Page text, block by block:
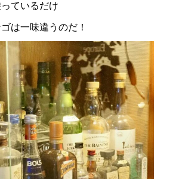
ているだけ
は一味違うのだ！